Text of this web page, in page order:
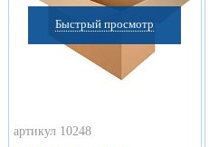
Быстрый просмотр
артикул 10248